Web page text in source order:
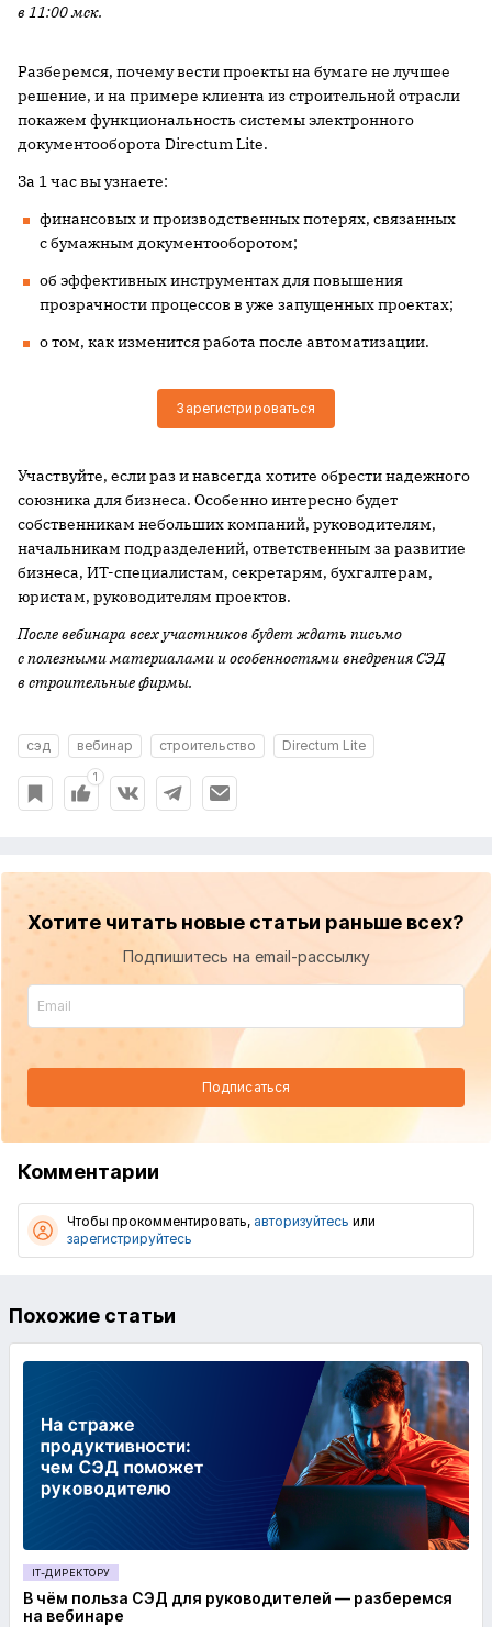
в 11:00 мск.
Разберемся, почему вести проекты на бумаге не лучшее
решение, и на примере клиента из строительной отрасли
покажем функциональность системы электронного
документооборота Directum Lite.
За 1 час вы узнаете:
финансовых и производственных потерях, связанных
с бумажным документооборотом;
об эффективных инструментах для повышения
прозрачности процессов в уже запущенных проектах;
о том, как изменится работа после автоматизации.
Зарегистрироваться
Участвуйте, если раз и навсегда хотите обрести надежного
союзника для бизнеса. Особенно интересно будет
собственникам небольших компаний, руководителям,
начальникам подразделений, ответственным за развитие
бизнеса, ИТ-специалистам, секретарям, бухгалтерам,
юристам, руководителям проектов.
После вебинара всех участников будет ждать письмо
с полезными материалами и особенностями внедрения СЭД
в строительные фирмы.
сэд вебинар строительство Directum Lite
1
Хотите читать новые статьи раньше всех?
Подпишитесь на email-рассылку
Подписаться
Комментарии
Чтобы прокомментировать, авторизуйтесь или
зарегистрируйтесь
Похожие статьи
IT-ДИРЕКТОРУ
В чём польза СЭД для руководителей — разберемся
на вебинаре